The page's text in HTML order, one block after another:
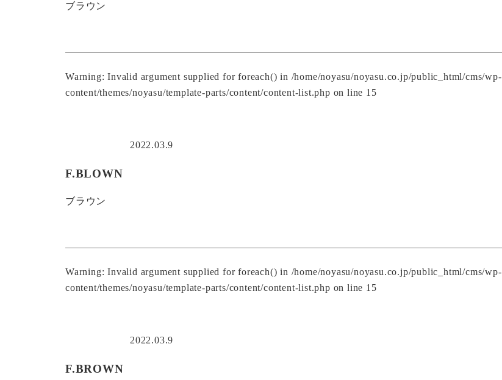
ブラウン
Warning: Invalid argument supplied for foreach() in /home/noyasu/noyasu.co.jp/public_html/cms/wp-
content/themes/noyasu/template-parts/content/content-list.php on line 15
2022.03.9
F.BLOWN
ブラウン
Warning: Invalid argument supplied for foreach() in /home/noyasu/noyasu.co.jp/public_html/cms/wp-
content/themes/noyasu/template-parts/content/content-list.php on line 15
2022.03.9
F.BROWN